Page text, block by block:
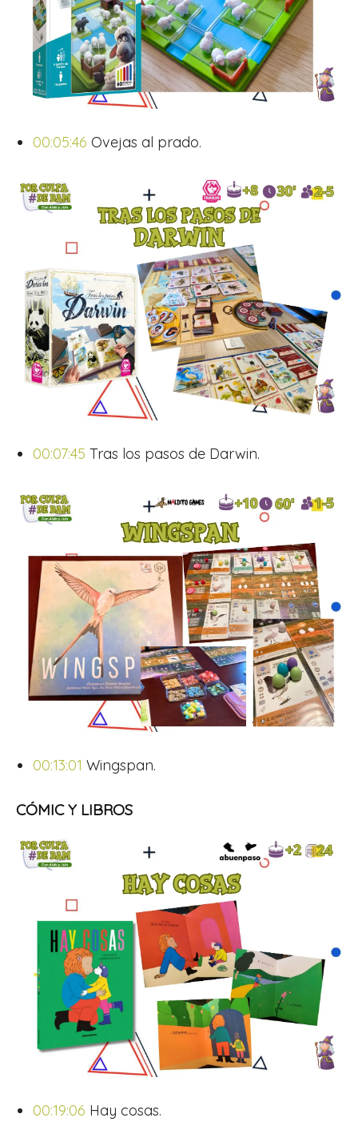
00:05:46 Ovejas al prado.
00:07:45 Tras los pasos de Darwin.
00:13:01 Wingspan.
CÓMIC Y LIBROS
00:19:06 Hay cosas.